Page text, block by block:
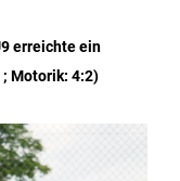
erreichte ein
Motorik: 4:2)